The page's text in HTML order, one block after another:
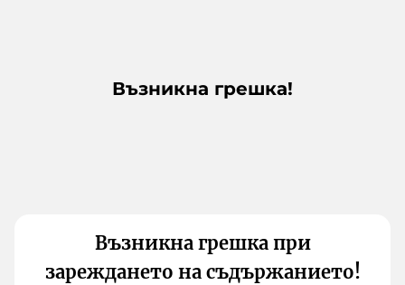
Възникна грешка!
Възникна грешка при
зареждането на съдържанието!